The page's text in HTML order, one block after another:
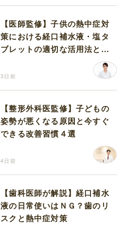
【医師監修】子供の熱中症対
策における経口補水液・塩タ
ブレットの適切な活用法と水
3日前
【整形外科医監修】子どもの
姿勢が悪くなる原因と今すぐ
できる改善習慣４選
4日前
【歯科医師が解説】経口補水
液の日常使いはＮＧ？歯のリ
スクと熱中症対策